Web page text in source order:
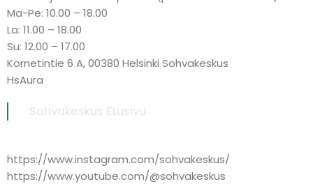
Ma-Pe: 10.00 – 18.00
La: 11.00 – 18.00
Su: 12.00 – 17.00
Kornetintie 6 A, 00380 Helsinki Sohvakeskus
HsAura
Sohvakeskus Etusivu
https://www.instagram.com/sohvakeskus/
https://www.youtube.com/@sohvakeskus